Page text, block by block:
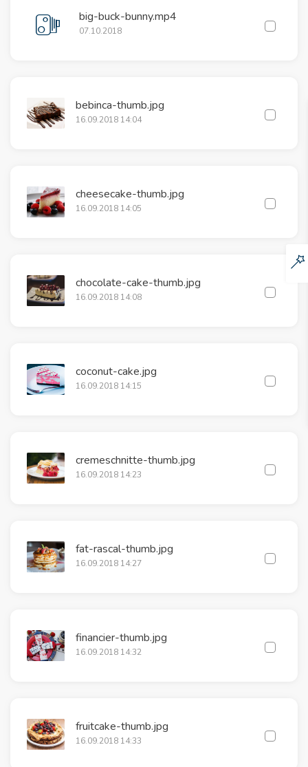
big-buck-bunny.mp4
07.10.2018
bebinca-thumb.jpg
16.09.2018 14:04
cheesecake-thumb.jpg
16.09.2018 14:05
chocolate-cake-thumb.jpg
16.09.2018 14:08
coconut-cake.jpg
16.09.2018 14:15
cremeschnitte-thumb.jpg
16.09.2018 14:23
fat-rascal-thumb.jpg
16.09.2018 14:27
financier-thumb.jpg
16.09.2018 14:32
fruitcake-thumb.jpg
16.09.2018 14:33